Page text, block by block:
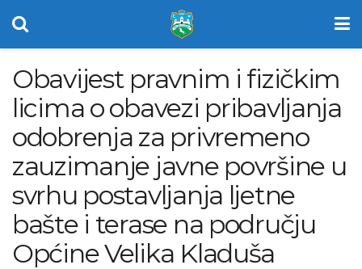
Obavijest pravnim i fizičkim
licima o obavezi pribavljanja
odobrenja za privremeno
zauzimanje javne površine u
svrhu postavljanja ljetne
bašte i terase na području
Općine Velika Kladuša